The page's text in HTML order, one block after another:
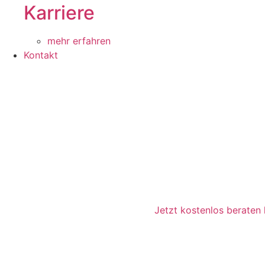
Karriere
mehr erfahren
Kontakt
Jetzt kostenlos beraten